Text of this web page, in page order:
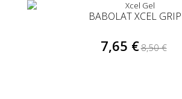
BABOLAT XCEL GRIP
7,65 €8,50 €